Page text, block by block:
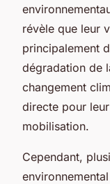
révèle que leur
principalement
dégradation de
changement
directe pour
mobilisation.
Cependant,